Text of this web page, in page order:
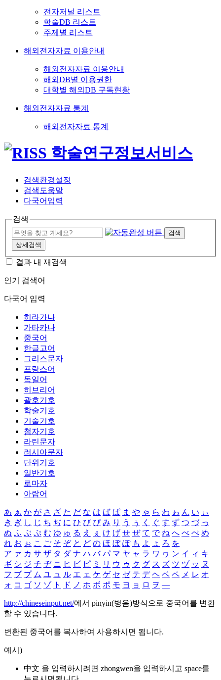
전자저널 리스트
학술DB 리스트
주제별 리스트
해외전자자료 이용안내
해외전자자료 이용안내
해외DB별 이용권한
대학별 해외DB 구독현황
해외전자자료 통계
해외전자자료 통계
검색환경설정
검색도움말
다국어입력
검색
검색
상세검색
결과 내 재검색
인기 검색어
다국어 입력
히라가나
가타카나
중국어
한글고어
그리스문자
프랑스어
독일어
히브리어
괄호기호
학술기호
기술기호
첨자기호
라틴문자
러시아문자
단위기호
일반기호
로마자
아랍어
あ ぁ か が さ ざ た だ な は ば ぱ ま や ゃ ら わ ゎ ん い ぃ
き ぎ し じ ち ぢ に ひ び ぴ み り う ぅ く ぐ す ず つ づ っ
ぬ ふ ぶ ぷ む ゆ ゅ る え ぇ け げ せ ぜ て で ね へ べ ぺ め
れ お ぉ こ ご そ ぞ と ど の ほ ぼ ぽ も よ ょ ろ を
ア ァ カ サ ザ タ ダ ナ ハ バ パ マ ヤ ャ ラ ワ ヮ ン イ ィ キ
ギ シ ジ チ ヂ ニ ヒ ビ ピ ミ リ ウ ゥ ク グ ス ズ ツ ヅ ッ ヌ
フ ブ プ ム ユ ュ ル エ ェ ケ ゲ セ ゼ テ デ ヘ ベ ペ メ レ オ
ォ コ ゴ ソ ゾ ト ド ノ ホ ボ ポ モ ヨ ョ ロ ヲ ―
http://chineseinput.net/에서 pinyin(병음)방식으로 중국어를 변환
할 수 있습니다.
변환된 중국어를 복사하여 사용하시면 됩니다.
예시)
中文 을 입력하시려면 zhongwen을 입력하시고 space를